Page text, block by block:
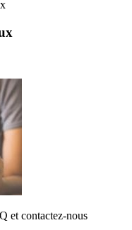
et contactez-nous